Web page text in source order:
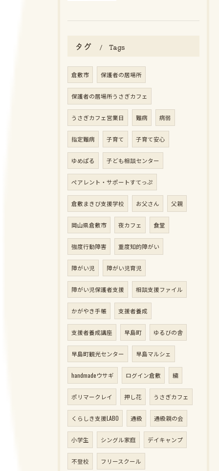
タグ Tags
倉敷市 保護者の居場所
保護者の居場所うさぎカフェ
うさぎカフェ営業日 難病 病弱
指定難病 子育て 子育て安心
ゆめぱる 子ども相談センター
ペアレント・サポートすてっぷ
倉敷まきび支援学校 お父さん 父親
岡山県倉敷市 夜カフェ 食堂
強度行動障害 重度知的障がい
障がい児 障がい児育児
障がい児保護者支援 相談支援ファイル
かがやき手帳 支援者養成
支援者養成講座 早島町 ゆるびの舎
早島町観光センター 早島マルシェ
handmadeウサギ ログイン倉敷 繍
ポリマークレイ 押し花 うさぎカフェ
くらしき支援LABO 通級 通級親の会
小学生 シングル家庭 デイキャンプ
不登校 フリースクール